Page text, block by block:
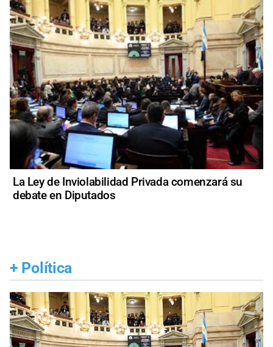
La Ley de Inviolabilidad Privada comenzará su
debate en Diputados
+ Política